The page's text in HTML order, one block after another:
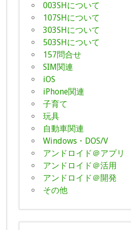
003SHについて
107SHについて
303SHについて
503SHについて
157問合せ
SIM関連
iOS
iPhone関連
子育て
玩具
自動車関連
Windows・DOS/V
アンドロイド＠アプリ
アンドロイド＠活用
アンドロイド＠開発
その他